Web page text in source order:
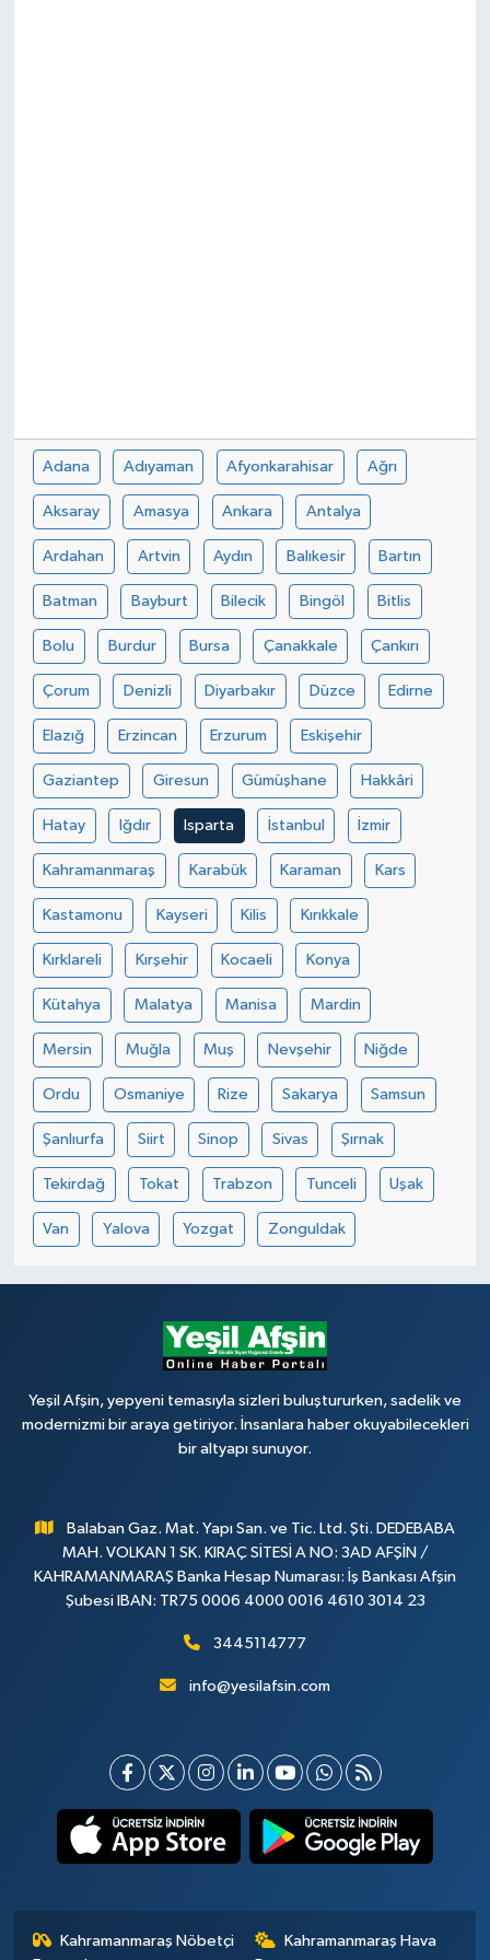
Adana Adıyaman Afyonkarahisar Ağrı
Aksaray Amasya Ankara Antalya
Ardahan Artvin Aydın Balıkesir Bartın
Batman Bayburt Bilecik Bingöl Bitlis
Bolu Burdur Bursa Çanakkale Çankırı
Çorum Denizli Diyarbakır Düzce Edirne
Elazığ Erzincan Erzurum Eskişehir
Gaziantep Giresun Gümüşhane Hakkâri
Hatay Iğdır Isparta İstanbul İzmir
Kahramanmaraş Karabük Karaman Kars
Kastamonu Kayseri Kilis Kırıkkale
Kırklareli Kırşehir Kocaeli Konya
Kütahya Malatya Manisa Mardin
Mersin Muğla Muş Nevşehir Niğde
Ordu Osmaniye Rize Sakarya Samsun
Şanlıurfa Siirt Sinop Sivas Şırnak
Tekirdağ Tokat Trabzon Tunceli Uşak
Van Yalova Yozgat Zonguldak
Yeşil Afşin, yepyeni temasıyla sizleri buluştururken, sadelik ve
modernizmi bir araya getiriyor. İnsanlara haber okuyabilecekleri
bir altyapı sunuyor.
Balaban Gaz. Mat. Yapı San. ve Tic. Ltd. Şti. DEDEBABA
MAH. VOLKAN 1 SK. KIRAÇ SİTESİ A NO: 3AD AFŞİN /
KAHRAMANMARAŞ Banka Hesap Numarası: İş Bankası Afşin
Şubesi IBAN: TR75 0006 4000 0016 4610 3014 23
3445114777
info@yesilafsin.com
Kahramanmaraş Nöbetçi
Kahramanmaraş Hava